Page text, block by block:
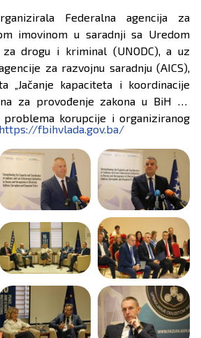
Federalna agencija za
imovinom u saradnji sa Uredom
za drogu i kriminal (UNODC), a uz
za razvojnu saradnju (AICS),
„Jačanje kapaciteta i koordinacije
za provođenje zakona u BiH za
problema korupcije i organiziranog
https://fbihvlada.gov.ba/